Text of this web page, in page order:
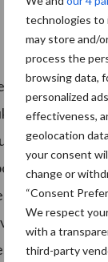
technologies to
may store and/
process the
browsing data,
personalized
effectiveness,
geolocation
your consent
change or
“Consent
We respect
with a
third-party
krachtig
van
gaat de
te